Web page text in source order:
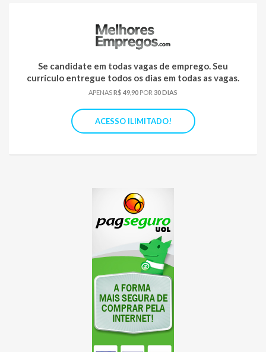
Se candidate em todas vagas de emprego. Seu
currículo entregue todos os dias em todas as vagas.
APENASR$ 49,90 POR 30 DIAS
ACESSO ILIMITADO!